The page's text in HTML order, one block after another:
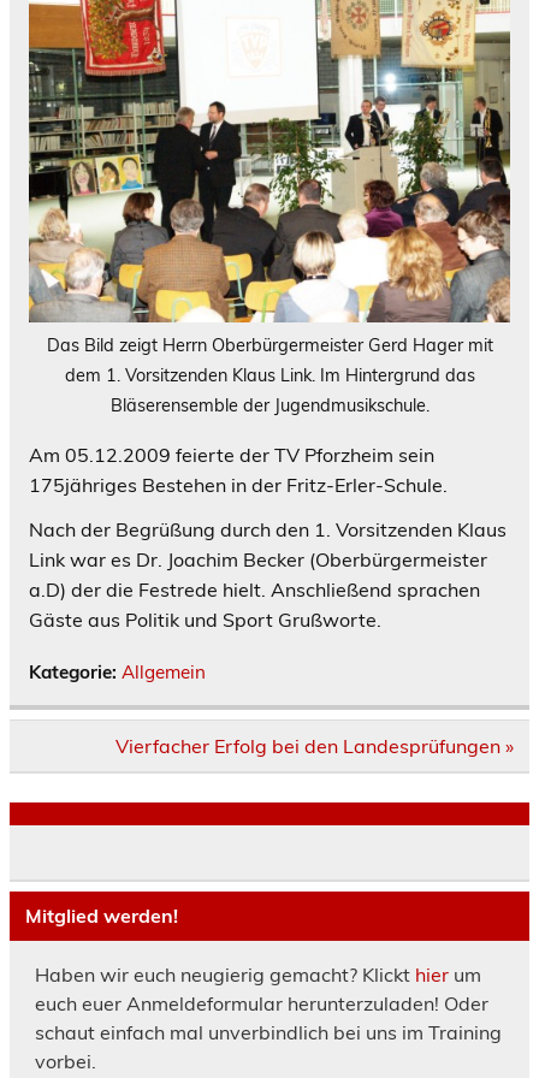
Das Bild zeigt Herrn Oberbürgermeister Gerd Hager mit
dem 1. Vorsitzenden Klaus Link. Im Hintergrund das
Bläserensemble der Jugendmusikschule.
Am 05.12.2009 feierte der TV Pforzheim sein
175jähriges Bestehen in der Fritz-Erler-Schule.
Nach der Begrüßung durch den 1. Vorsitzenden Klaus
Link war es Dr. Joachim Becker (Oberbürgermeister
a.D) der die Festrede hielt. Anschließend sprachen
Gäste aus Politik und Sport Grußworte.
Kategorie: Allgemein
BeitragsnavigationVierfacher Erfolg bei den Landesprüfungen »
Mitglied werden!
Haben wir euch neugierig gemacht? Klickt hierum
euch euer Anmeldeformular herunterzuladen! Oder
schaut einfach mal unverbindlich bei uns im Training
vorbei.